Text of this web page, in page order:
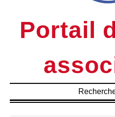
Portail